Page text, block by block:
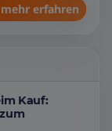
erfahren
Kauf: